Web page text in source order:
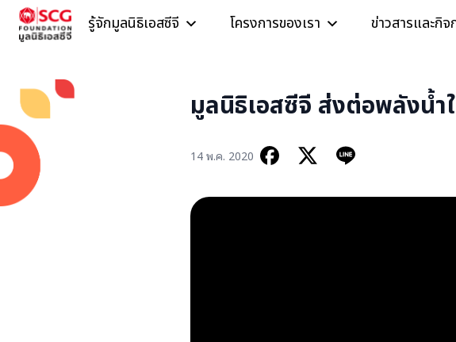
Skip to content
รู้จักมูลนิธิเอสซีจี โครงการของเรา ข่าวสารและกิจ
มูลนิธิเอสซีจี ส่งต่อพลังน้ำ
14 พ.ค. 2020